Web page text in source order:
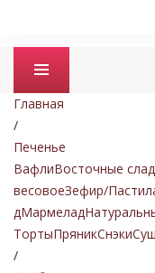
Главная
/
Печенье
ВафлиВосточные
весовоеЗефир/
дМармелад
ТортыПряникСнэки
/